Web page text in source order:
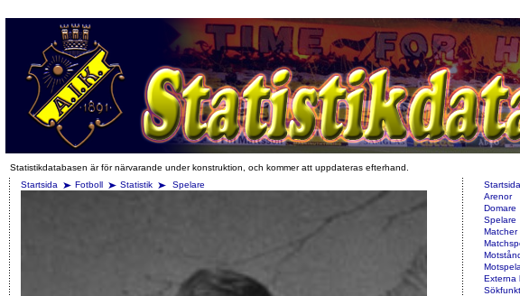
Statistikdatabasen är för närvarande under konstruktion, och kommer att uppdateras efterhand.
Startsida
Fotboll Statistik Spelare
Startsida
Arenor
Domare
Spelare
Matcher
Externa